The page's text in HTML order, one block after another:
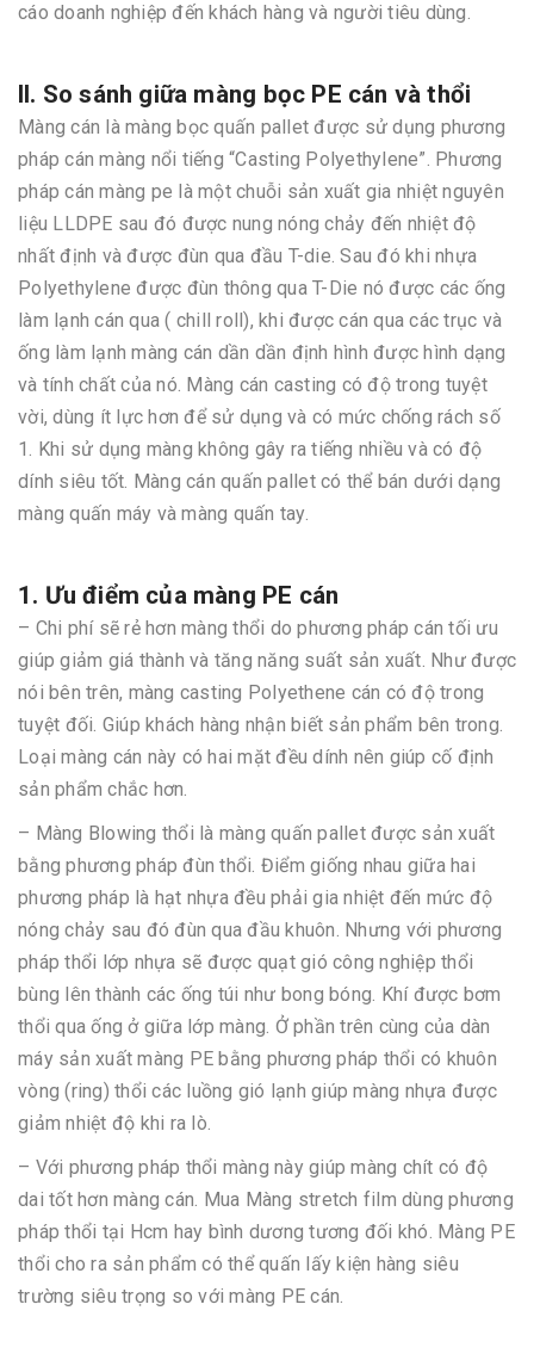
cáo doanh nghiệp đến khách hàng và người tiêu dùng.
II. So sánh giữa màng bọc PE cán và thổi
Màng cán là màng bọc quấn pallet được sử dụng phương
pháp cán màng nổi tiếng “Casting Polyethylene”. Phương
pháp cán màng pe là một chuỗi sản xuất gia nhiệt nguyên
liệu LLDPE sau đó được nung nóng chảy đến nhiệt độ
nhất định và được đùn qua đầu T-die. Sau đó khi nhựa
Polyethylene được đùn thông qua T-Die nó được các ống
làm lạnh cán qua ( chill roll), khi được cán qua các trục và
ống làm lạnh màng cán dần dần định hình được hình dạng
và tính chất của nó. Màng cán casting có độ trong tuyệt
vời, dùng ít lực hơn để sử dụng và có mức chống rách số
1. Khi sử dụng màng không gây ra tiếng nhiều và có độ
dính siêu tốt. Màng cán quấn pallet có thể bán dưới dạng
màng quấn máy và màng quấn tay.
1. Ưu điểm của màng PE cán
– Chi phí sẽ rẻ hơn màng thổi do phương pháp cán tối ưu
giúp giảm giá thành và tăng năng suất sản xuất. Như được
nói bên trên, màng casting Polyethene cán có độ trong
tuyệt đối. Giúp khách hàng nhận biết sản phẩm bên trong.
Loại màng cán này có hai mặt đều dính nên giúp cố định
sản phẩm chắc hơn.
– Màng Blowing thổi là màng quấn pallet được sản xuất
bằng phương pháp đùn thổi. Điểm giống nhau giữa hai
phương pháp là hạt nhựa đều phải gia nhiệt đến mức độ
nóng chảy sau đó đùn qua đầu khuôn. Nhưng với phương
pháp thổi lớp nhựa sẽ được quạt gió công nghiệp thổi
bùng lên thành các ống túi như bong bóng. Khí được bơm
thổi qua ống ở giữa lớp màng. Ở phần trên cùng của dàn
máy sản xuất màng PE bằng phương pháp thổi có khuôn
vòng (ring) thổi các luồng gió lạnh giúp màng nhựa được
giảm nhiệt độ khi ra lò.
– Với phương pháp thổi màng này giúp màng chít có độ
dai tốt hơn màng cán. Mua Màng stretch film dùng phương
pháp thổi tại Hcm hay bình dương tương đối khó. Màng PE
thổi cho ra sản phẩm có thể quấn lấy kiện hàng siêu
trường siêu trọng so với màng PE cán.